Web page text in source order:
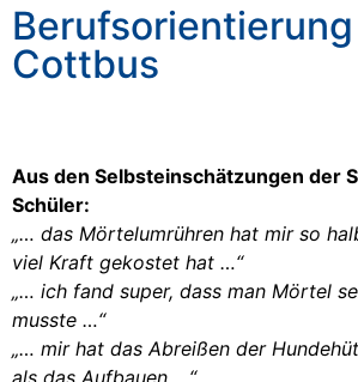
Cottbus
Aus den Selbsteinschätzungen der
Schüler:
„… das Mörtelumrühren hat mir so
viel Kraft gekostet hat …“
„… ich fand super, dass man Mörtel
musste …“
„… mir hat das Abreißen der
als das Aufbauen …“